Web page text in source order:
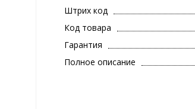
Штрих код
Код товара
Гарантия
Полное описание